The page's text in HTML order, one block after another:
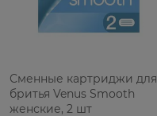
Сменные картриджи для
бритья Venus Smooth
женские, 2 шт